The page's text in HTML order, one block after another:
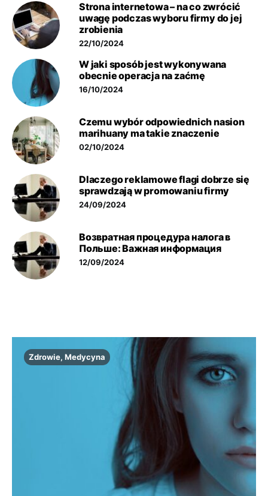
Strona internetowa – na co zwrócić
uwagę podczas wyboru firmy do jej
zrobienia
22/10/2024
W jaki sposób jest wykonywana
obecnie operacja na zaćmę
16/10/2024
Czemu wybór odpowiednich nasion
marihuany ma takie znaczenie
02/10/2024
Dlaczego reklamowe flagi dobrze się
sprawdzają w promowaniu firmy
24/09/2024
Возвратная процедура налога в
Польше: Важная информация
12/09/2024
Zdrowie, Medycyna